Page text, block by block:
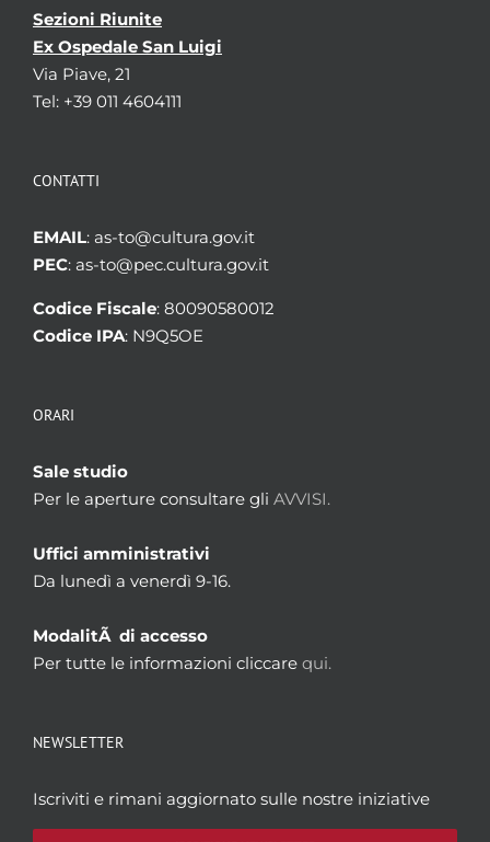
Sezioni Riunite
Ex Ospedale San Luigi
Via Piave, 21
Tel: +39 011 4604111
CONTATTI
EMAIL: as-to@cultura.gov.it
PEC: as-to@pec.cultura.gov.it
Codice Fiscale: 80090580012
Codice IPA: N9Q5OE
ORARI
Sale studio
Per le aperture consultare gli AVVISI.
Uffici amministrativi
Da lunedì a venerdì 9-16.
ModalitÃ di accesso
Per tutte le informazioni cliccare qui.
NEWSLETTER
Iscriviti e rimani aggiornato sulle nostre iniziative